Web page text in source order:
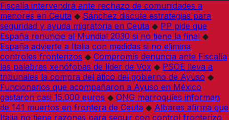
Fiscalía intervendrá ante rechazo de comunidades a
menores en Ceuta ◆ Sánchez discute estrategias para
seguridad y ayuda migratoria en Ceuta ◆ PP pide que
España renuncie al Mundial 2030 si no tiene la final ◆
España advierte a Italia con medidas si no elimina
controles fronterizos ◆ Compromís denuncia ante Fiscalía
las palabras xenófobas de líder de Vox ◆ PSOE lleva a
tribunales la compra del ático del gobierno de Ayuso ◆
Funcionarios que acompañaron a Ayuso en México
gastaron casi 15.000 euros ◆ ONG marroquíes informan
de 141 muertos en frontera de Ceuta ◆ Albares afirma que
Italia no tiene razones para seguir con control fronterizo